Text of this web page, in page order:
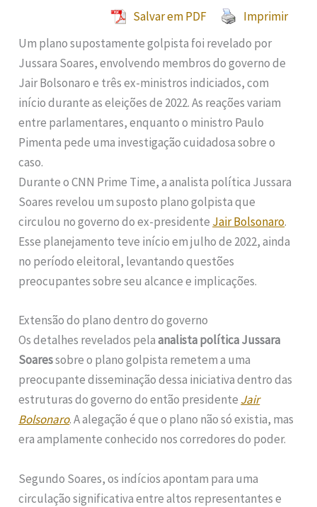
Salvar em PDF
Imprimir
Um plano supostamente golpista foi revelado por
Jussara Soares, envolvendo membros do governo de
Jair Bolsonaro e três ex-ministros indiciados, com
início durante as eleições de 2022. As reações variam
entre parlamentares, enquanto o ministro Paulo
Pimenta pede uma investigação cuidadosa sobre o
caso.
Durante o CNN Prime Time, a analista política Jussara
Soares revelou um suposto plano golpista que
circulou no governo do ex-presidente Jair Bolsonaro.
Esse planejamento teve início em julho de 2022, ainda
no período eleitoral, levantando questões
preocupantes sobre seu alcance e implicações.
Extensão do plano dentro do governo
Os detalhes revelados pelaanalista política Jussara
Soaressobre o plano golpista remetem a uma
preocupante disseminação dessa iniciativa dentro das
estruturas do governo do então presidente Jair
Bolsonaro. A alegação é que o plano não só existia, mas
era amplamente conhecido nos corredores do poder.
Segundo Soares, os indícios apontam para uma
circulação significativa entre altos representantes e